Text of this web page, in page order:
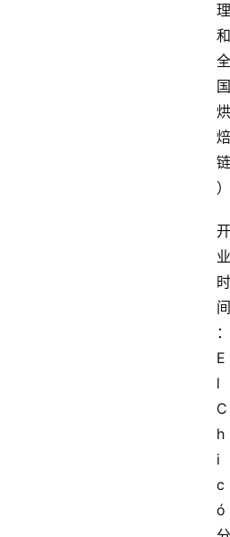
理
和
全
国
烘
焙
链
）
开
业
时
间
：
E
l
C
h
i
c
ó